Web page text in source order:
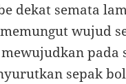
dekat semata
wujud
pada
sepak